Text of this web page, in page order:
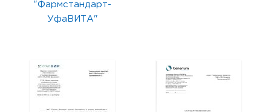
"Фармстандарт-
УфаВИТА"